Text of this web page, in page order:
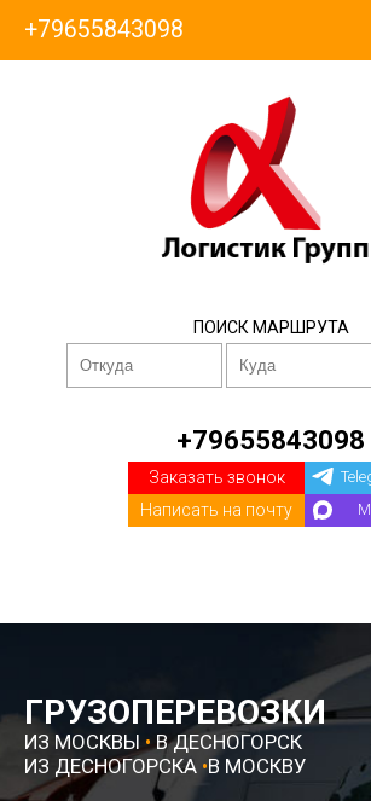
+79655843098
ПОИСК МАРШРУТА
+79655843098
Заказать звонок
Написать на почту
ГРУЗОПЕРЕВОЗКИ
ИЗ МОСКВЫ •В ДЕСНОГОРСК
ИЗ ДЕСНОГОРСКА •В МОСКВУ